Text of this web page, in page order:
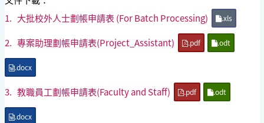
1. 大批校外人士劃帳申請表 (For Batch Processing) .xls
2. 專案助理劃帳申請表(Project_Assistant) .pdf .odt
.docx
3. 教職員工劃帳申請表(Faculty and Staff) .pdf .odt
.docx